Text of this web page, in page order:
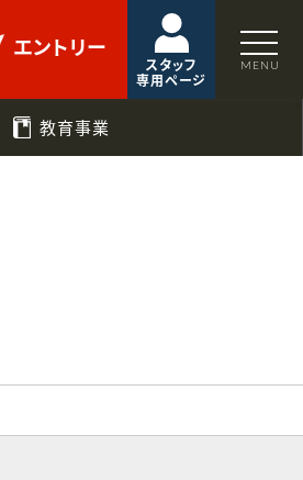
エントリー
スタッフ
専用ページ
教育事業